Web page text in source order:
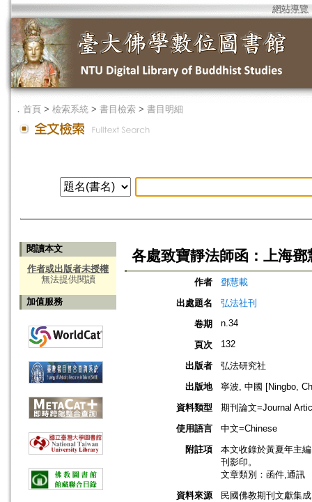
網站導覽
． 首頁 > 檢索系統 > 書目檢索 > 書目明細
閱讀本文
作者或出版者未授權
無法提供閱讀
加值服務
各處致寶靜法師函：上海鄧
作者
鄧慧載
出處題名
弘法社刊
卷期
n.34
頁次 132
出版者
弘法研究社
出版地
寧波, 中國 [Ningbo,
資料類型
期刊論文=Journal
使用語言
中文=Chinese
附註項
本文收錄於黃夏年主
刊影印。
文章類別：函件,通訊
資料來源
民國佛教期刊文獻集